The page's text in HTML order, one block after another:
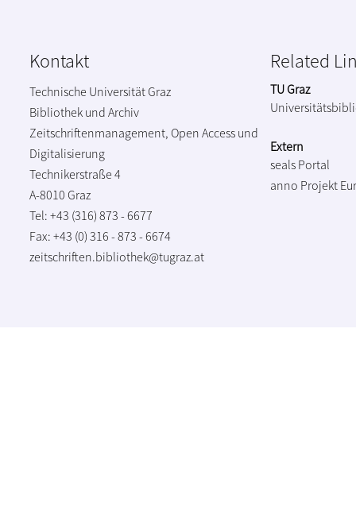
Kontakt
Technische Universität Graz
Bibliothek und Archiv
Zeitschriftenmanagement, Open Access und
Digitalisierung
Technikerstraße 4
A-8010 Graz
Tel: +43 (316) 873 - 6677
Fax: +43 (0) 316 - 873 - 6674
zeitschriften.bibliothek@tugraz.at
Related
TU Graz
Extern
seals Portal
anno Projekt